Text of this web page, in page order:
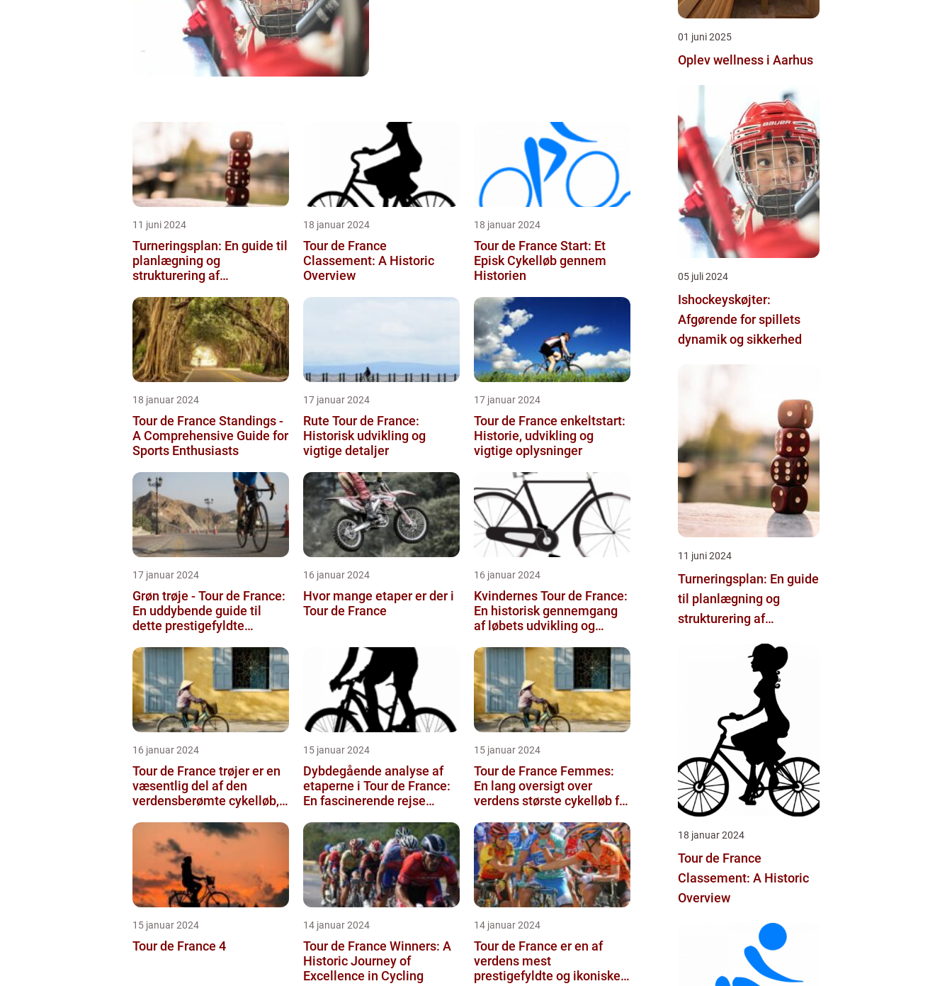
11 juni 2024
Turneringsplan: En guide til
planlægning og
strukturering af
18 januar 2024
Tour de France
Classement: A Historic
Overview
18 januar 2024
Tour de France Start: Et
Episk Cykelløb gennem
Historien
18 januar 2024
Tour de France Standings -
A Comprehensive Guide for
Sports Enthusiasts
17 januar 2024
Rute Tour de France:
Historisk udvikling og
vigtige detaljer
17 januar 2024
Tour de France enkeltstart:
Historie, udvikling og
vigtige oplysninger
17 januar 2024
Grøn trøje - Tour de France:
En uddybende guide til
dette prestigefyldte
16 januar 2024
Hvor mange etaper er der i
Tour de France
16 januar 2024
Kvindernes Tour de France:
En historisk gennemgang
af løbets udvikling og
16 januar 2024
Tour de France trøjer er en
væsentlig del af den
verdensberømte cykelløb,
15 januar 2024
Dybdegående analyse af
etaperne i Tour de France:
En fascinerende rejse
15 januar 2024
Tour de France Femmes:
En lang oversigt over
verdens største cykelløb for
15 januar 2024
Tour de France 4
14 januar 2024
Tour de France Winners: A
Historic Journey of
Excellence in Cycling
14 januar 2024
Tour de France er en af
verdens mest
prestigefyldte og ikoniske
01 juni 2025
Oplev wellness i Aarhus
05 juli 2024
Ishockeyskøjter:
Afgørende for spillets
dynamik og sikkerhed
11 juni 2024
Turneringsplan: En guide
til planlægning og
strukturering af
18 januar 2024
Tour de France
Classement: A Historic
Overview